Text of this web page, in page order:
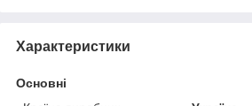
Характеристики
Основні